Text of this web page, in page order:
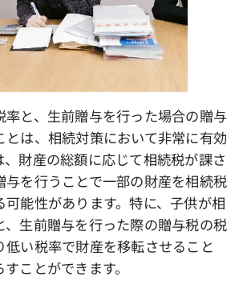
と、生前贈与を行った場合の贈与
は、相続対策において非常に有効
財産の総額に応じて相続税が課さ
与を行うことで一部の財産を相続税
能性があります。特に、子供が相
、生前贈与を行った際の贈与税の税
低い税率で財産を移転させること
ことができます。